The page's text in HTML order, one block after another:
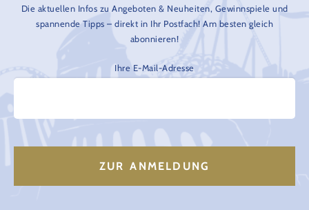
Die aktuellen Infos zu Angeboten & Neuheiten, Gewinnspiele und
spannende Tipps – direkt in Ihr Postfach! Am besten gleich
abonnieren!
Ihre E-Mail-Adresse